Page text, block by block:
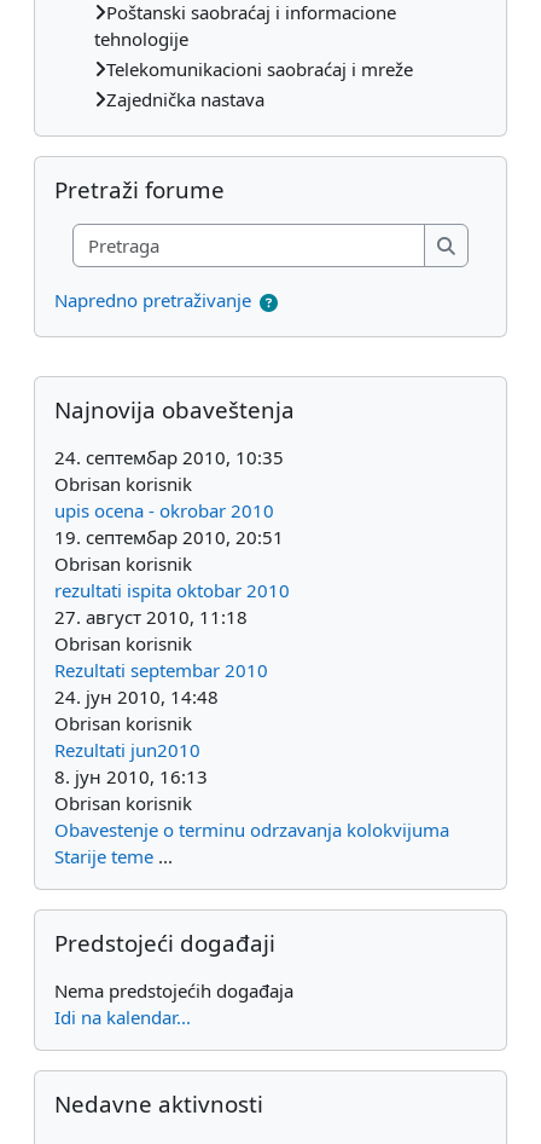
Poštanski saobraćaj i informacione
tehnologije
Telekomunikacioni saobraćaj i mreže
Zajednička nastava
Preskoči Pretraži forume
Pretraži forume
Pretraga
Pretraga
Napredno pretraživanje
Dodatni blokovi
Preskoči Najnovija obaveštenja
Najnovija obaveštenja
24. септембар 2010, 10:35
Obrisan korisnik
upis ocena - okrobar 2010
19. септембар 2010, 20:51
Obrisan korisnik
rezultati ispita oktobar 2010
27. август 2010, 11:18
Obrisan korisnik
Rezultati septembar 2010
24. јун 2010, 14:48
Obrisan korisnik
Rezultati jun2010
8. јун 2010, 16:13
Obrisan korisnik
Obavestenje o terminu odrzavanja kolokvijuma
Starije teme ...
Preskoči Predstojeći događaji
Predstojeći događaji
Nema predstojećih događaja
Idi na kalendar...
Preskoči Nedavne aktivnosti
Nedavne aktivnosti